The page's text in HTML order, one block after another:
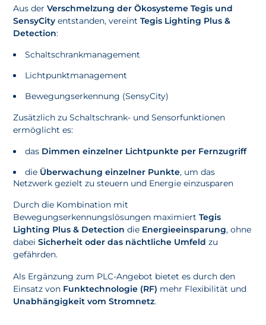
Aus derVerschmelzung der Ökosysteme Tegis und
SensyCity entstanden, vereintTegis Lighting Plus &
Detection:
Schaltschrankmanagement
Lichtpunktmanagement
Bewegungserkennung (SensyCity)
Zusätzlich zu Schaltschrank- und Sensorfunktionen
ermöglicht es:
das Dimmen einzelner Lichtpunkte per Fernzugriff
die Überwachung einzelner Punkte, um das
Netzwerk gezielt zu steuern und Energie einzusparen
Durch die Kombination mit
Bewegungserkennungslösungen maximiertTegis
Lighting Plus & Detection die Energieeinsparung, ohne
dabeiSicherheit oder das nächtliche Umfeld zu
gefährden.
Als Ergänzung zum PLC-Angebot bietet es durch den
Einsatz von Funktechnologie (RF) mehr Flexibilität und
Unabhängigkeit vom Stromnetz.